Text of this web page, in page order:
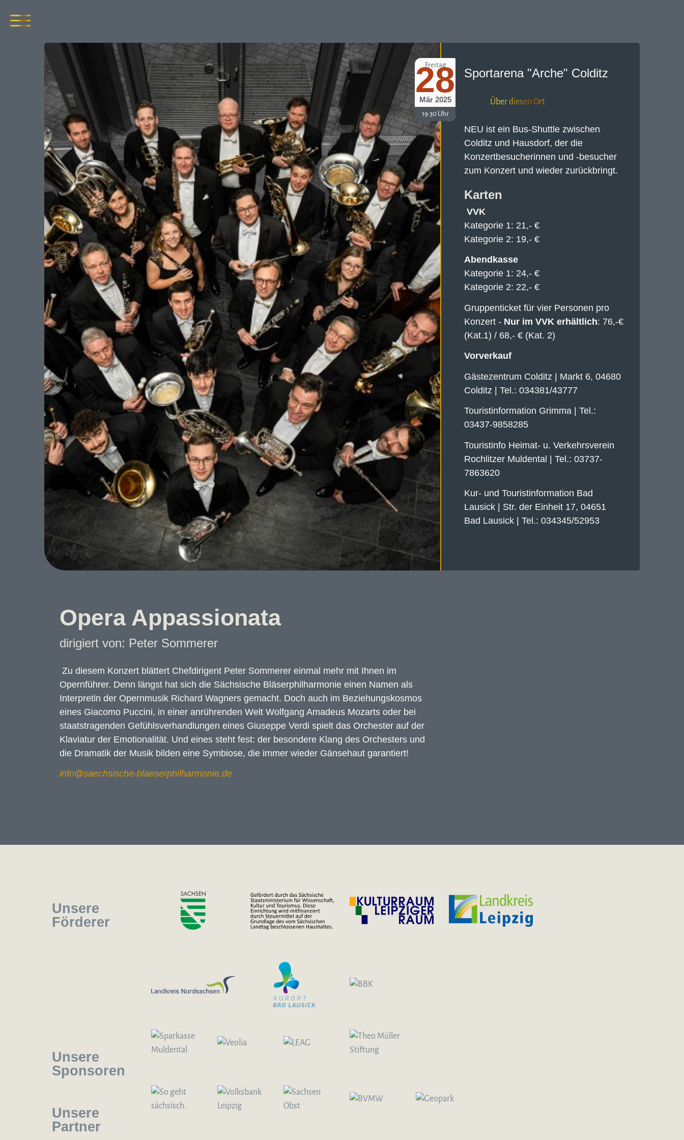
Freitag
28
Mär 2025
19:30 Uhr
Sportarena "Arche" Colditz
Über diesen Ort
NEU ist ein Bus-Shuttle zwischen
Colditz und Hausdorf, der die
Konzertbesucherinnen und -besucher
zum Konzert und wieder zurückbringt.
Karten
VVK
Kategorie 1: 21,- €
Kategorie 2: 19,- €
Abendkasse
Kategorie 1: 24,- €
Kategorie 2: 22,- €
Gruppenticket für vier Personen pro
Konzert - Nur im VVK erhältlich: 76,-€
(Kat.1) / 68,- € (Kat. 2)
Vorverkauf
Gästezentrum Colditz | Markt 6, 04680
Colditz | Tel.: 034381/43777
Touristinformation Grimma | Tel.:
03437-9858285
Touristinfo Heimat- u. Verkehrsverein
Rochlitzer Muldental | Tel.: 03737-
7863620
Kur- und Touristinformation Bad
Lausick | Str. der Einheit 17, 04651
Bad Lausick | Tel.: 034345/52953
Opera Appassionata
dirigiert von: Peter Sommerer
Zu diesem Konzert blättert Chefdirigent Peter Sommerer einmal mehr mit Ihnen im
Opernführer. Denn längst hat sich die Sächsische Bläserphilharmonie einen Namen als
Interpretin der Opernmusik Richard Wagners gemacht. Doch auch im Beziehungskosmos
eines Giacomo Puccini, in einer anrührenden Welt Wolfgang Amadeus Mozarts oder bei
staatstragenden Gefühlsverhandlungen eines Giuseppe Verdi spielt das Orchester auf der
Klaviatur der Emotionalität. Und eines steht fest: der besondere Klang des Orchesters und
die Dramatik der Musik bilden eine Symbiose, die immer wieder Gänsehaut garantiert!
Unsere
Förderer
Unsere
Sponsoren
Unsere
Partner